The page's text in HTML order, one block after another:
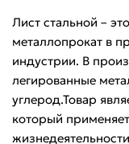
Лист стальной –
металлопрокат в
индустрии. В
легированные
углерод.Товар
который